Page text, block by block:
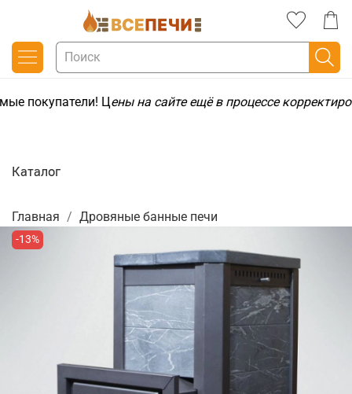
покупатели! Цены на сайте ещё в процессе
Главная Дровяные банные печи
-13%
Каталог